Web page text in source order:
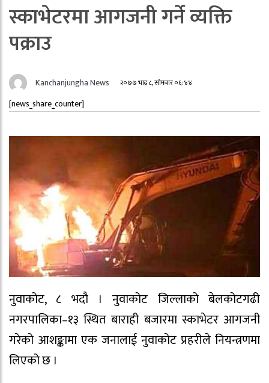
स्काभेटरमा आगजनी गर्ने व्यक्ति
पक्राउ
Kanchanjungha News २०७७ भाद्र ८, सोमबार ०६:४४
[news_share_counter]
नुवाकोट, ८ भदाै । नुवाकोट जिल्लाको बेलकोटगढी
नगरपालिका–१३ स्थित बाराही बजारमा स्काभेटर आगजनी
गरेको आशङ्कामा एक जनालाई नुवाकोट प्रहरीले नियन्त्रणमा
लिएको छ ।